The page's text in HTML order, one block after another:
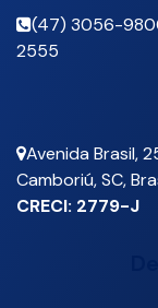
(47) 3056-
2555
Avenida Brasil,
Camboriú,SC,
CRECI: 2779-J